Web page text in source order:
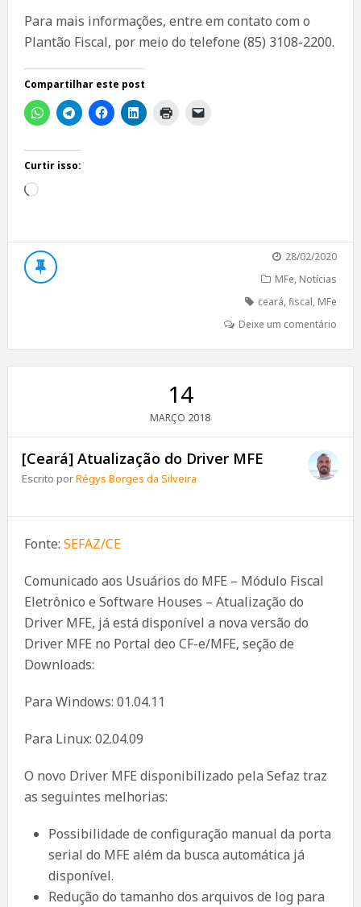
Para mais informações, entre em contato com o
Plantão Fiscal, por meio do telefone (85) 3108-2200.
Compartilhar este post
Curtir isso:
Carregando...
28/02/2020
MFe, Notícias
ceará,fiscal, MFe
Deixe um comentário
14
MARÇO 2018
[Ceará] Atualização do Driver MFE
Escrito porRégys Borges da Silveira
Fonte: SEFAZ/CE
Comunicado aos Usuários do MFE – Módulo Fiscal
Eletrônico e Software Houses – Atualização do
Driver MFE, já está disponível a nova versão do
Driver MFE no Portal deo CF-e/MFE, seção de
Downloads:
Para Windows: 01.04.11
Para Linux: 02.04.09
O novo Driver MFE disponibilizado pela Sefaz traz
as seguintes melhorias:
Possibilidade de configuração manual da porta
serial do MFE além da busca automática já
disponível.
Redução do tamanho dos arquivos de log para